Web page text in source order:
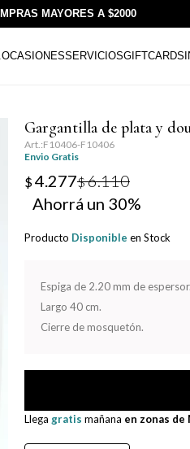
MAYORES A $2000
OCASIONESSERVICIOSGIFTCARDS
Gargantilla de plata y
F10406-F10406
Envio Gratis
$4.277$6.110
30
Producto Disponible en Stock
Espiga de 2.20 mm de espersor.
Largo 40 cm.
Cierre de mosquetón.
Llega gratis mañana en zonas